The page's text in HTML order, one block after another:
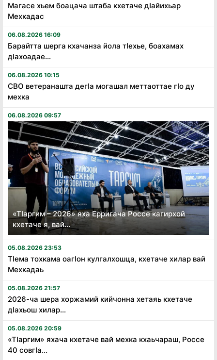
Магасе хьем боацача штаба кхетаче дӏайихьар
Мехкадас
06.08.2026 16:09
Барайтта шерга кхачанза йола тӏехье, боахамах
дӏахоадае...
06.08.2026 10:15
СВО ветеранашта дегӏа могашал меттаоттае гӏо ду
мехка
06.08.2026 09:57
«Тӏаргим – 2026» яха Ерригача Россе кагирхой
кхетаче я, вай...
05.08.2026 23:53
Тӏема тохкама оагӏон кулгалхошца, кхетаче хилар вай
Мехкадаь
05.08.2026 21:57
2026-ча шера хоржамий кийчонна хетаяь кхетаче
дӏахьош хилар...
05.08.2026 20:59
«Тӏаргим» яхача кхетаче вай мехка кхаьчараш, Россе
40 совгӏа...